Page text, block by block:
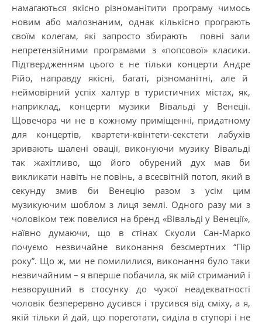
намагаються якісно різноманітити програму чимось
новим або малознаним, однак кількісно програють
своїм колегам, які запросто збирають повні зали
непретензійними програмами з «попсової» класики.
Підтвердженням цього є не тільки концерти Андре
Рійо, направду якісні, багаті, різноманітні, але й
неймовірний успіх халтур в туристичних містах, як,
наприклад, концерти музики Вівальді у Венеції.
Щовечора чи не в кожному приміщенні, придатному
для концертів, квартети-квінтети-секстети лабухів
зривають шалені овації, виконуючи музику Вівальді
так жахітливо, що його обурений дух мав би
викликати навіть не повінь, а всесвітній потоп, який в
секунду змив би Венецію разом з усім цим
музикуючим шоблом з лиця землі. Одного разу ми з
чоловіком теж повелися на бренд «Вівальді у Венеції»,
наївно думаючи, що в стінах Скуоли Сан-Марко
почуємо незвичайне виконання безсмертних “Пір
року”. Що ж, ми не помилилися, виконання було таки
незвичайним – я вперше побачила, як мій стриманий і
незворушний в стосунку до чужої неадекватності
чоловік безперервно дусився і трусився від сміху, а я,
якій тільки й дай, що пореготати, сиділа в ступорі і не